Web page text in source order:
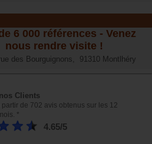
6 000 références - Venez
nous rendre visite !
des Bourguignons, 91310 Montlhéry
Clients
de 702 avis obtenus sur les 12
*
4.65/5